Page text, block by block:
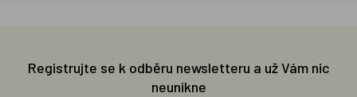
Registrujte se k odběru newsletteru a už Vám nic
neunikne